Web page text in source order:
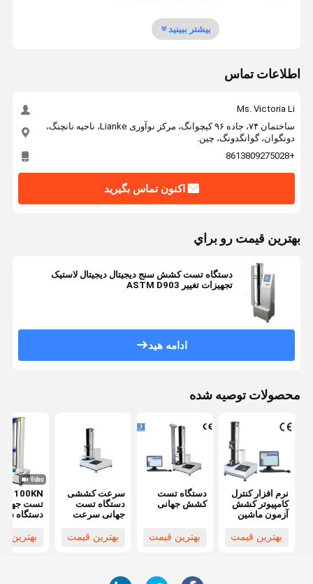
بیشتر ببینید
اطلاعات تماس
Ms. Victoria Li
ساختمان ۷۴، جاده ۹۶ کیچوانگ، مرکز نوآوری Lianke، ناحیه نانچنگ،
دونگوان، گوانگدونگ، چین.
+8613809275028
اکنون تماس بگیرید
بهترين قيمت رو براي
دستگاه تست کشش سنج دیجیتال دیجیتال لاستیک
تجهیزات تغییر ASTM D903
ادامه هید
محصولات توصیه شده
نرم افزار کنترل
کامپیوتر کشش
آزمون ماشین
بهترین قیمت
دستگاه تست
کشش جهانی
بهترین قیمت
سرعت کششی
دستگاه تست
جهانی سرعت
1000mm /
min
بهترین قیمت
تست
دستگاه
کششی با
0.5
بهترین